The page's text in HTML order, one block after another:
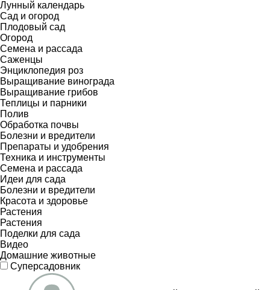
Лунный календарь
Сад и огород
Плодовый сад
Огород
Семена и рассада
Саженцы
Энциклопедия роз
Выращивание винограда
Выращивание грибов
Теплицы и парники
Полив
Обработка почвы
Болезни и вредители
Препараты и удобрения
Техника и инструменты
Семена и рассада
Идеи для сада
Болезни и вредители
Красота и здоровье
Растения
Растения
Поделки для сада
Видео
Домашние животные
Суперсадовник